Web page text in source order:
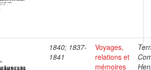
1840; 1837-
1841
Voyages,
relations et
mémoires